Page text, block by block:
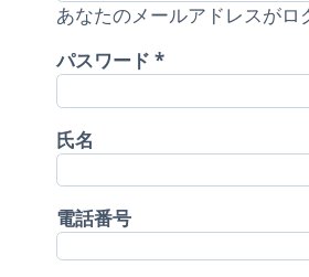
あなたのメールアドレスがロ
パスワード
氏名
電話番号